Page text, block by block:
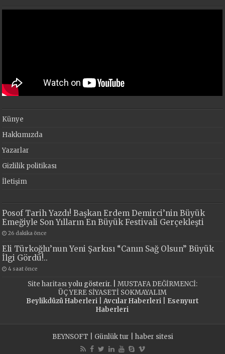
Künye
Hakkımızda
Yazarlar
Gizlilik politikası
İletişim
Posof Tarih Yazdı! Başkan Erdem Demirci’nin Büyük
Emeğiyle Son Yılların En Büyük Festivali Gerçekleşti
26 dakika önce
Eli Türkoğlu’nun Yeni Şarkısı “Canın Sağ Olsun” Büyük
İlgi Gördü!..
4 saat önce
Site haritasıyolu gösterir. | MUSTAFA DEĞİRMENCİ:
ÜÇ YERE SİYASETİ SOKMAYALIM
Beylikdüzü Haberleri| Avcılar Haberleri| Esenyurt
Haberleri
BEYNSOFT Günlük tur haber sitesi